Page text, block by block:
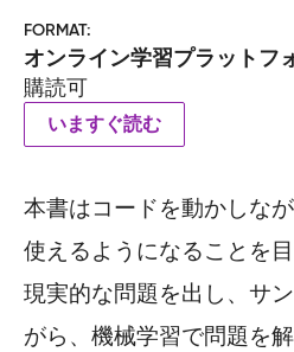
FORMAT
オンライン学習プラットフ
購読可
いますぐ読む
本書はコードを動かしな
使えるようになることを
現実的な問題を出し、サ
がら、機械学習で問題を